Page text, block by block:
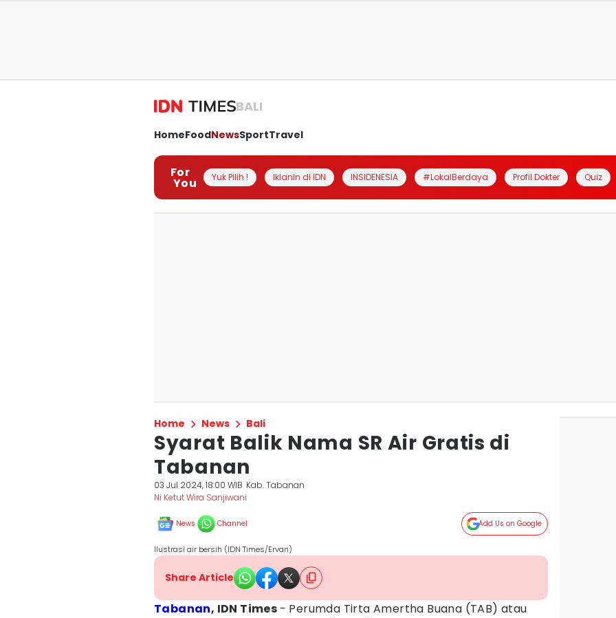
BALI
HomeFoodNewsSportTravel
For
You Yuk Pilih ! Iklanin di IDN INSIDENESIA #LokalBerdaya Profil Dokter Quiz
Home News Bali
Syarat Balik Nama SR Air Gratis di
Tabanan
03 Jul 2024, 18:00 WIB Kab. Tabanan
Ni Ketut Wira Sanjiwani
News Channel Add Us on Google
Ilustrasi air bersih (IDN Times/Ervan)
Share Article
Tabanan, IDN Times - Perumda Tirta Amertha Buana (TAB) atau